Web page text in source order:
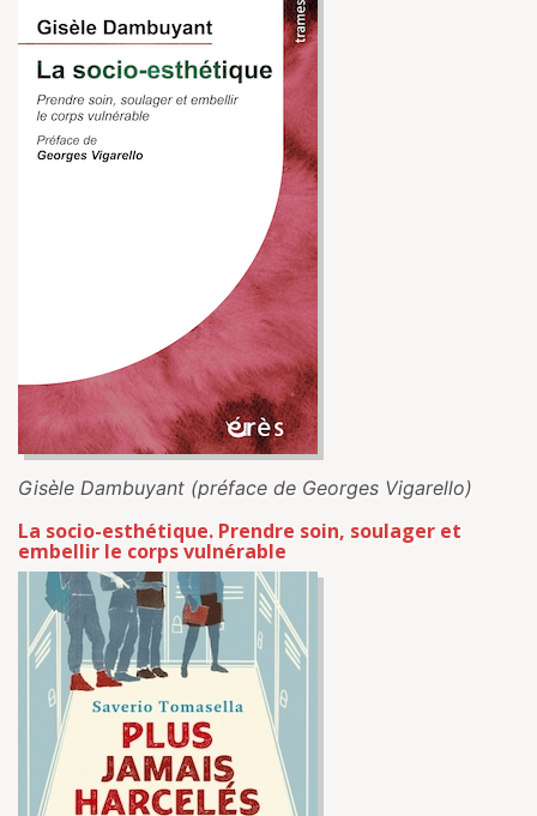
Gisèle Dambuyant (préface de Georges Vigarello)
La socio-esthétique. Prendre soin, soulager et
embellir le corps vulnérable